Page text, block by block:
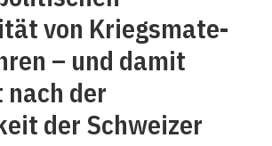
von Kriegsmate­
– und damit
der
der Schweizer